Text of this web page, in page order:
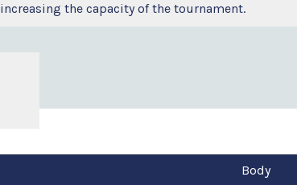
the capacity of the tournament.
Body